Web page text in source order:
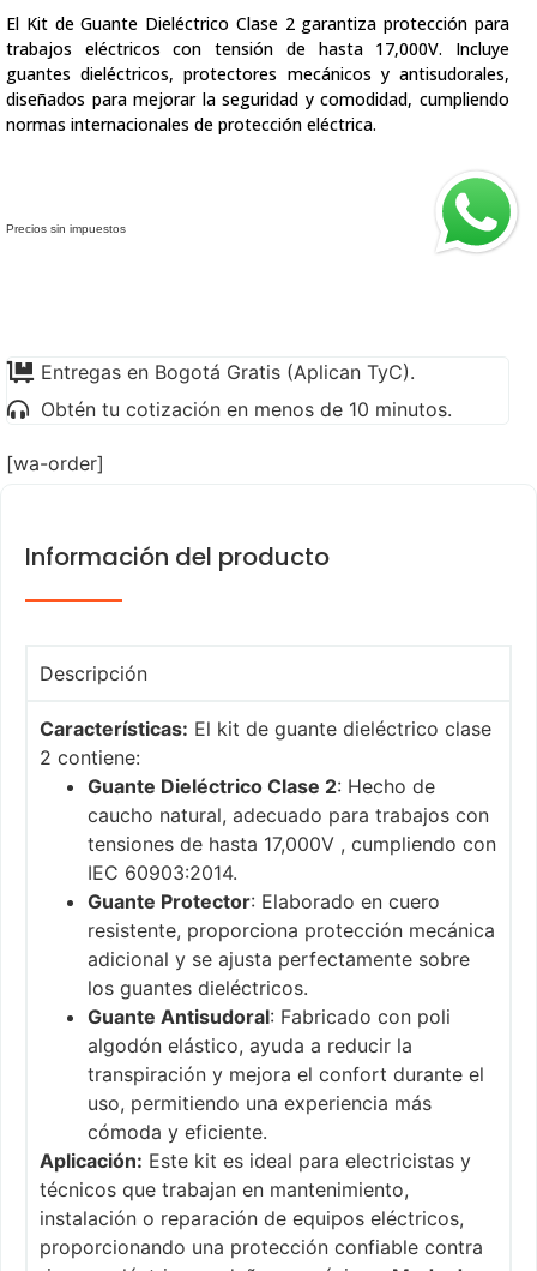
El Kit de Guante Dieléctrico Clase 2 garantiza protección para
trabajos eléctricos con tensión de hasta 17,000V. Incluye
guantes dieléctricos, protectores mecánicos y antisudorales,
diseñados para mejorar la seguridad y comodidad, cumpliendo
normas internacionales de protección eléctrica.
Precios sin impuestos
Entregas en Bogotá Gratis (Aplican TyC).
Obtén tu cotización en menos de 10 minutos.
[wa-order]
Información del producto
Descripción
Características: El kit de guante dieléctrico clase
2 contiene:
Guante Dieléctrico Clase 2: Hecho de
caucho natural, adecuado para trabajos con
tensiones de hasta 17,000V , cumpliendo con
IEC 60903:2014.
Guante Protector: Elaborado en cuero
resistente, proporciona protección mecánica
adicional y se ajusta perfectamente sobre
los guantes dieléctricos.
Guante Antisudoral: Fabricado con poli
algodón elástico, ayuda a reducir la
transpiración y mejora el confort durante el
uso, permitiendo una experiencia más
cómoda y eficiente.
Aplicación: Este kit es ideal para electricistas y
técnicos que trabajan en mantenimiento,
instalación o reparación de equipos eléctricos,
proporcionando una protección confiable contra